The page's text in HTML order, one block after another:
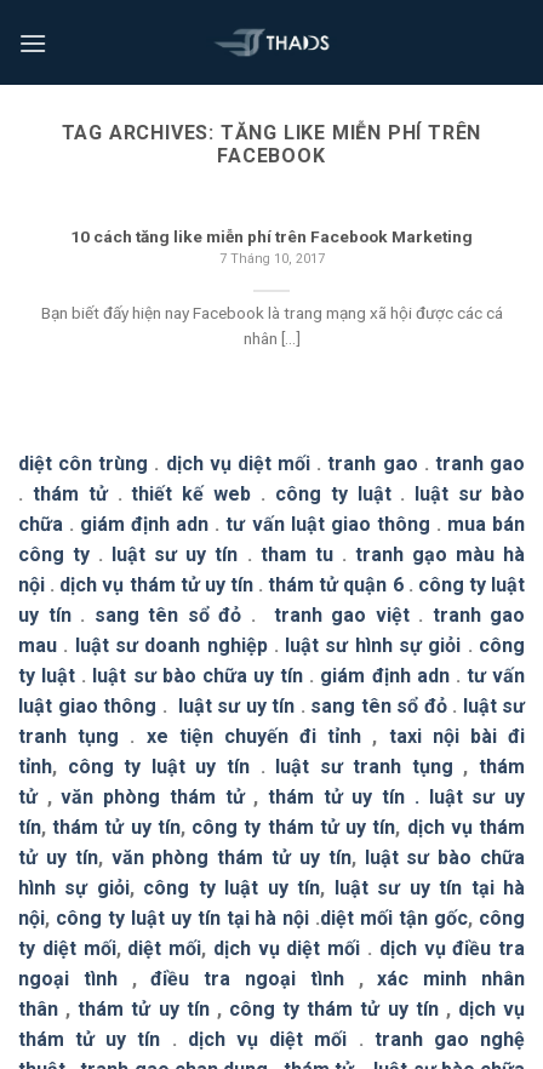
TAG ARCHIVES: TĂNG LIKE MIỄN PHÍ TRÊN
FACEBOOK
10 cách tăng like miễn phí trên Facebook Marketing
7 Tháng 10, 2017
Bạn biết đấy hiện nay Facebook là trang mạng xã hội được các cá
nhân [...]
diệt côn trùng . dịch vụ diệt mối .tranh gao . tranh gao
. thám tử.thiết kế web . công ty luật.
luật sư bào
chữa . giám định adn .tư vấn luật giao thông . mua bán
công ty . luật sư uy tín . tham tu. tranh gạo màu hà
nội . dịch vụ thám tử uy tín.thám tử quận 6. công ty luật
uy tín. sang tên sổ đỏ . tranh gao việt. tranh gao
mau . luật sư doanh nghiệp. luật sư hình sự giỏi . công
ty luật . luật sư bào chữa uy tín . giám định adn. tư vấn
luật giao thông . luật sư uy tín . sang tên sổ đỏ. luật sư
tranh tụng . xe tiện chuyến đi tỉnh , taxi nội bài đi
tỉnh, công ty luật uy tín. luật sư tranh tụng ,thám
tử,văn phòng thám tử,thám tử uy tín .
luật sư uy
tín,thám tử uy tín, công ty thám tử uy tín, dịch vụ thám
tử uy tín, văn phòng thám tử uy tín,
luật sư bào chữa
hình sự giỏi, công ty luật uy tín,
luật sư uy tín tại hà
nội, công ty luật uy tín tại hà nội .diệt mối tận gốc, công
ty diệt mối, diệt mối, dịch vụ diệt mối . dịch vụ điều tra
ngoại tình,điều tra ngoại tình,xác minh nhân
thân ,thám tử uy tín, công ty thám tử uy tín, dịch vụ
thám tử uy tín . dịch vụ diệt mối . tranh gao nghệ